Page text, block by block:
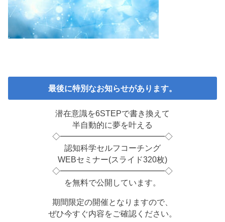
最後に特別なお知らせがあります。
潜在意識を6STEPで書き換えて
半自動的に夢を叶える
◇━━━━━━━━━━━━━◇
認知科学セルフコーチング
WEBセミナー(スライド320枚)
◇━━━━━━━━━━━━━◇
を無料で公開しています。
期間限定の開催となりますので、
ぜひ今すぐ内容をご確認ください。